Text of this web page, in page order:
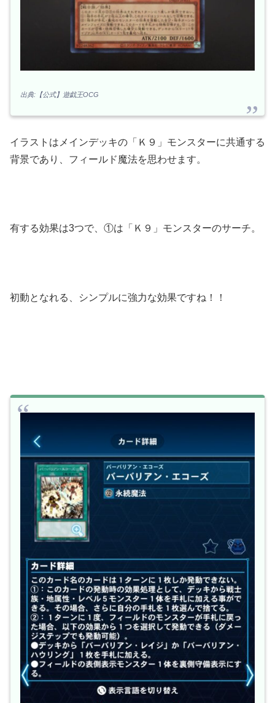
出典:【公式】遊戯王OCG
イラストはメインデッキの「Ｋ９」モンスターに共通する
背景であり、フィールド魔法を思わせます。
有する効果は3つで、①は「Ｋ９」モンスターのサーチ。
初動となれる、シンプルに強力な効果ですね！！